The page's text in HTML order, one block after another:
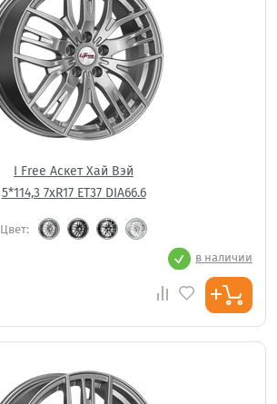
I Free Аскет Хай Вэй
5*114,3 7xR17 ET37 DIA66.6
Цвет:
в наличии